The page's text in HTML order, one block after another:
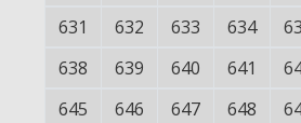
631
632 633 634
638
639 640 641
645
646 647 648